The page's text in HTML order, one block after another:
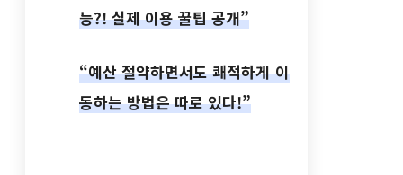
능?! 실제 이용 꿀팁 공개”
“예산 절약하면서도 쾌적하게 이
동하는 방법은 따로 있다!”